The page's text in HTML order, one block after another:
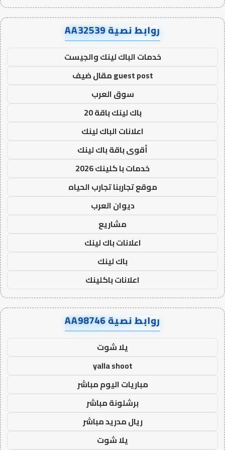
روابط نصية AA32539
خدمات الباك لينك والجيست
guest post مقال ضيف
سوق العرب
باك لينك باقة 20
اعلانات الباك لينك
أقوى باقة باك لينك
خدمات با كلينك 2026
موقع تجاربنا تجارب الحياه
ديوان العرب
مشاريع
اعلانات باك لينك
باك لينك
اعلانات باكلينك
روابط نصية AA98746
يلا شوت
yalla shoot
مباريات اليوم مباشر
برشلونة مباشر
ريال مدريد مباشر
يلا شوت